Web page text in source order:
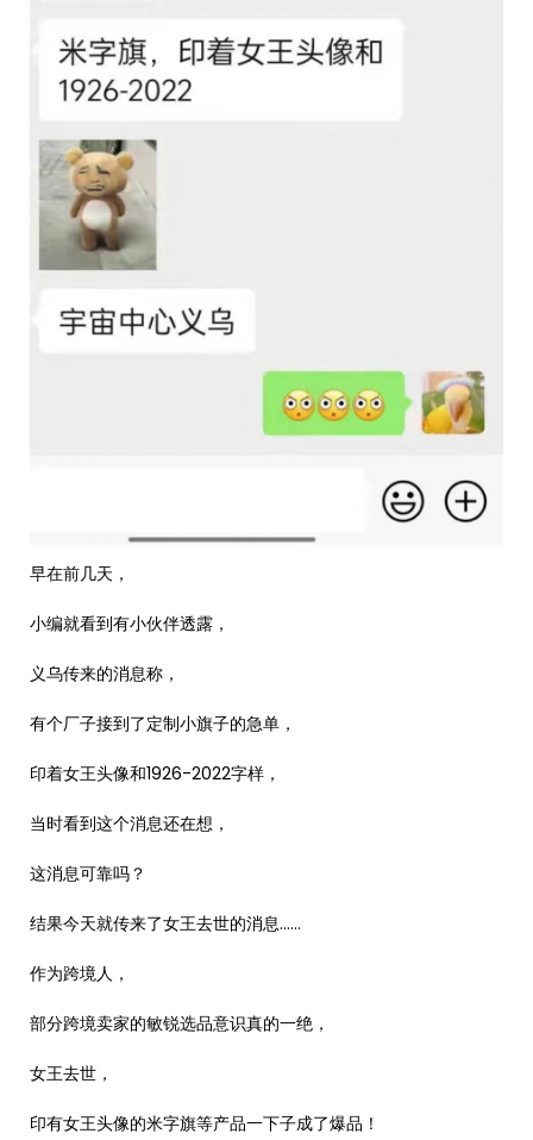
早在前几天，
小编就看到有小伙伴透露，
义乌传来的消息称，
有个厂子接到了定制小旗子的急单，
印着女王头像和1926-2022字样，
当时看到这个消息还在想，
这消息可靠吗？
结果今天就传来了女王去世的消息……
作为跨境人，
部分跨境卖家的敏锐选品意识真的一绝，
女王去世，
印有女王头像的米字旗等产品一下子成了爆品！